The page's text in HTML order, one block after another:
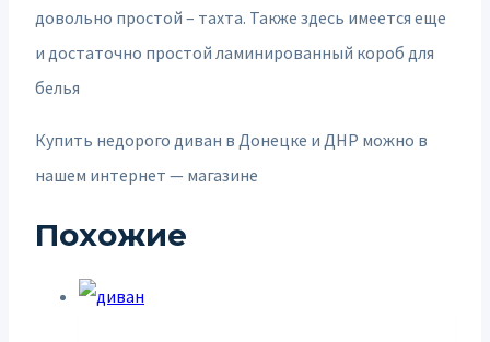
довольно простой – тахта. Также здесь имеется еще
и достаточно простой ламинированный короб для
белья
Купить недорого диван в Донецке и ДНР можно в
нашем интернет — магазине
Похожие